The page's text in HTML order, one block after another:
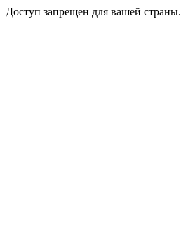
Доступ запрещен для вашей страны.